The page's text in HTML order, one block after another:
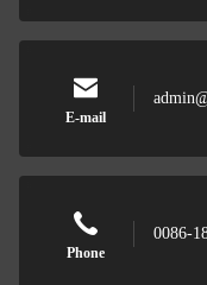
E-mail
Phone
0086-